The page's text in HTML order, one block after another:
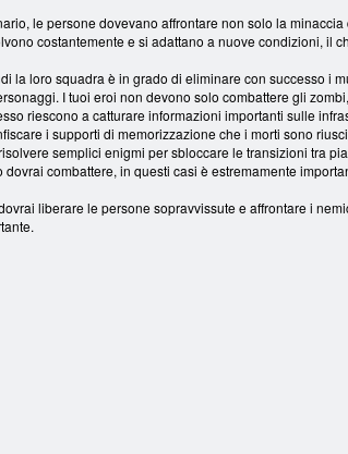
le persone dovevano affrontare non solo la
costantemente e si adattano a nuove condizioni, il
la loro squadra è in grado di eliminare con successo i
I tuoi eroi non devono solo combattere gli
riescono a catturare informazioni importanti sulle
i supporti di memorizzazione che i morti sono
semplici enigmi per sbloccare le transizioni tra
combattere, in questi casi è estremamente
liberare le persone sopravvissute e affrontare i